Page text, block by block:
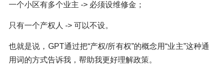
一个小区有多个业主 -> 必须设维修金；
只有一个产权人 -> 可以不设。
也就是说，GPT通过把“产权/所有权”的概念用“业主”这种通
用词的方式告诉我，帮助我更好理解政策。